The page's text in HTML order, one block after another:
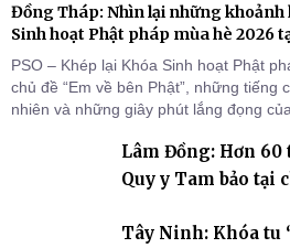
Đồng Tháp: Nhìn lại những khoảnh
Sinh hoạt Phật pháp mùa hè 2026
PSO – Khép lại Khóa Sinh hoạt Phật
chủ đề “Em về bên Phật”, những tiếng
nhiên và những giây phút lắng đọng
Tháp). Những tuần tu học ngắn ngủi
trang quý báu, gieo những hạt giống
Lâm Đồng: Hơn
Quy y Tam bảo tại
Tây Ninh: Khóa tu